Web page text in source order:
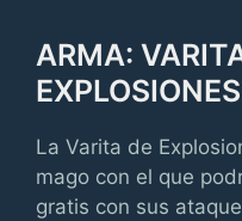
ARMA:
EXPLOSIONES
La Varita de
mago con el que
gratis con sus